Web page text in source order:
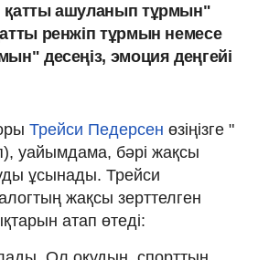
ашуланып тұрмын"
ренжіп тұрмын немесе
десеңіз, эмоция деңгейі
Трейси Педерсен өзіңізге "
уайымдама, бәрі жақсы
ұсынады. Трейси
жақсы зерттелген
атап өтеді: